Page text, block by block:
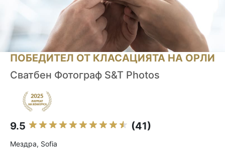
ПОБЕДИТЕЛ ОТ КЛАСАЦИЯТА НА ОРЛИ
Сватбен Фотограф S&T Photos
9.5 (41)
Мездра, Sofia